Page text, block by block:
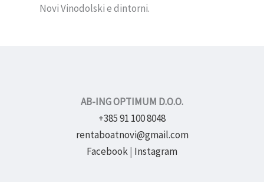
Novi Vinodolski e dintorni.
AB-ING OPTIMUM D.O.O.
+385 91 100 8048
rentaboatnovi@gmail.com
Facebook| Instagram